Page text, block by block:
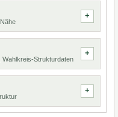
Wahlkreis-Strukturdaten